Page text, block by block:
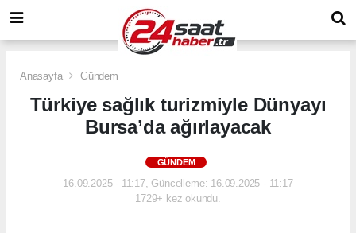
Anasayfa Gündem
Türkiye sağlık turizmiyle Dünyayı
Bursa’da ağırlayacak
GÜNDEM
16.09.2025 - 11:17, Güncelleme: 16.09.2025 - 11:17
1729+ kez okundu.